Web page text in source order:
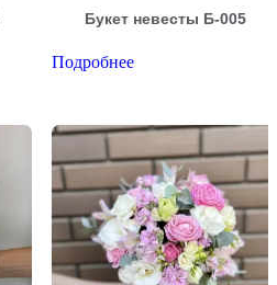
Букет невесты Б-005
Подробнее